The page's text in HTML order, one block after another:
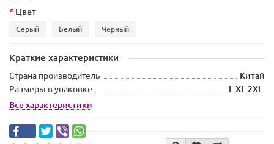
Цвет
Серый Белый Черный
Краткие характеристики
Страна производитель
Китай
Размеры в упаковке
L.XL.2XL.
Все характеристики